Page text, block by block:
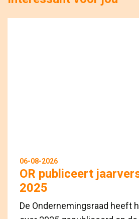
06-08-2026
OR publiceert
2025
De Ondernemingsraad heeft